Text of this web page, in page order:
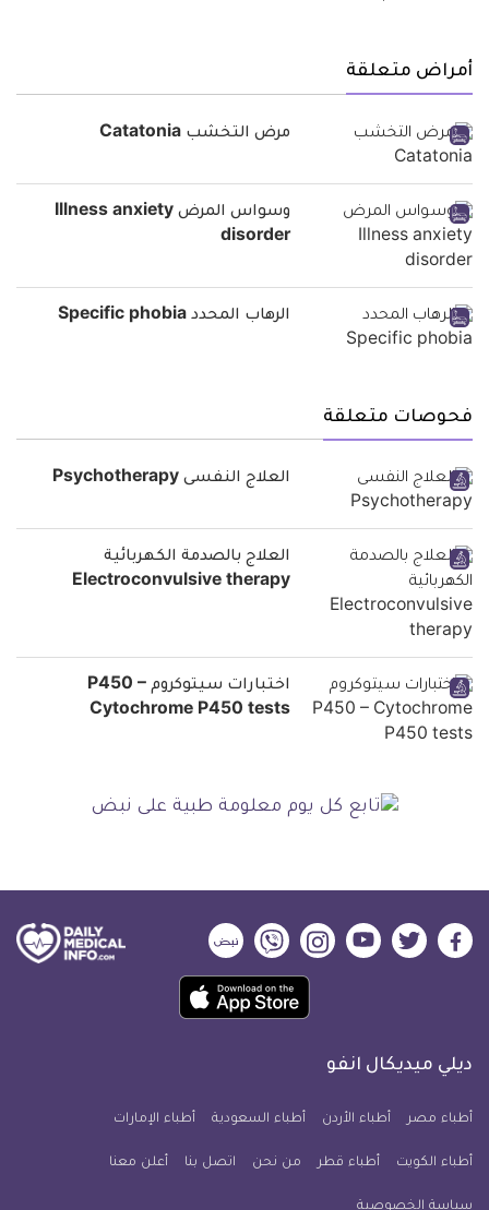
أمراض متعلقة
مرض التخشب Catatonia
وسواس المرض Illness anxiety
disorder
الرهاب المحدد Specific phobia
فحوصات متعلقة
العلاج النفسى Psychotherapy
العلاج بالصدمة الكهربائية
Electroconvulsive therapy
اختبارات سيتوكروم P450 –
Cytochrome P450 tests
ديلي
فيسبوك
ديلي
تويتر
ديلي
ميديكال
يوتيوب
ديلي
ميديكال
انفو
ديلي
ميديكال
انفو
ديلي
ميديكال
انفو
حمل
تطبيق
معلومة
للآيفون
ديلي ميديكال انفو
أطباء مصر أطباء الأردن أطباء السعودية أطباء الإمارات
أطباء الكويت أطباء قطر من نحن اتصل بنا أعلن معنا
سياسة الخصوصية